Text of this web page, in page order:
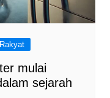
Rakyat
mulai
sejarah